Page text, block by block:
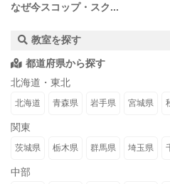
なぜ今スコップ・スク...
教室を探す
都道府県から探す
北海道・東北
北海道 青森県 岩手県 宮城県
関東
茨城県 栃木県 群馬県 埼玉県
中部